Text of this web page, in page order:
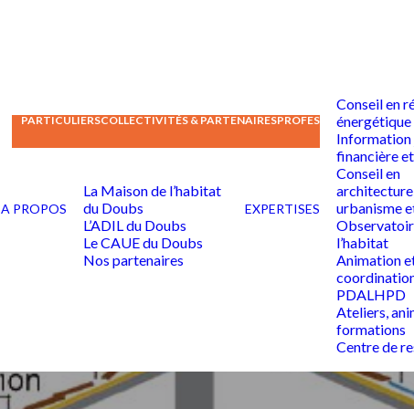
PARTICULIERSCOLLECTIVITÉS & PARTENAIRESPROFESSIONNELS DE
A PROPOS
La Maison de l’habitat
du Doubs
L’ADIL du Doubs
Le CAUE du Doubs
Nos partenaires
EXPERTISES
Conseil en
énergétique
Information
financière
Conseil en
urbanisme
l’habitat
Animation
PDALHPD
Ateliers,
formations
Centre de